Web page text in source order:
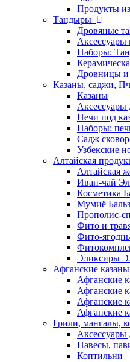
Продукты
Тандыры
Дровяные
Аксессуары
Наборы:
Дровницы и
Казаны, саджи,
Казаны
Аксессуары
Печи под
Наборы:
Садж
Узбекские
Алтайская
Алтайская
Иван-чай
Косметика
Мумиё
Прополис-
Фито и
Фито-
Эликсиры
Афганские казаны
Афганские
Афганские
Афганские
Афганские
Грили, мангалы,
Аксессуары
Навесы,
Коптильни